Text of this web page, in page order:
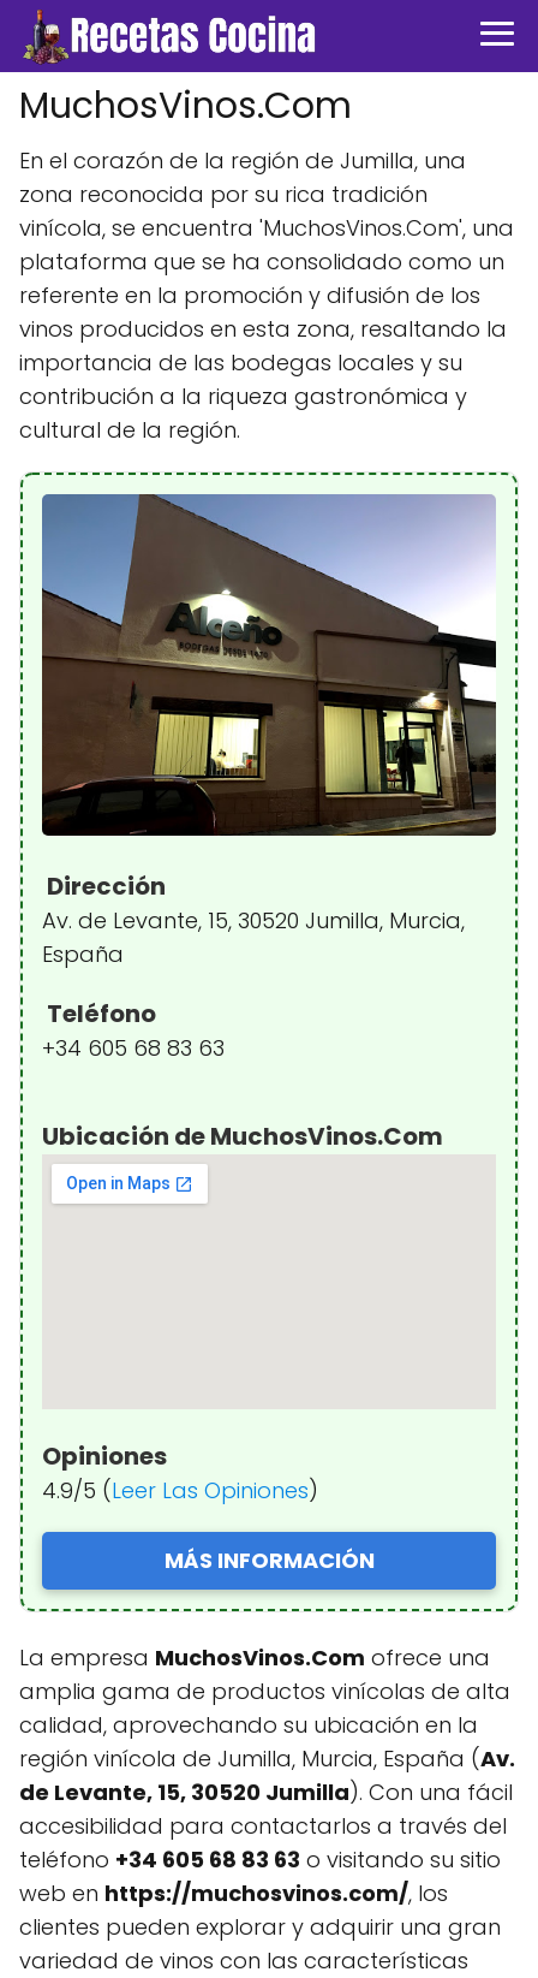
MuchosVinos.Com
En el corazón de la región de Jumilla, una
zona reconocida por su rica tradición
vinícola, se encuentra 'MuchosVinos.Com', una
plataforma que se ha consolidado como un
referente en la promoción y difusión de los
vinos producidos en esta zona, resaltando la
importancia de las bodegas locales y su
contribución a la riqueza gastronómica y
cultural de la región.
Dirección
Av. de Levante, 15, 30520 Jumilla, Murcia,
España
Teléfono
+34 605 68 83 63
Ubicación de MuchosVinos.Com
Opiniones
4.9/5 (Leer Las Opiniones)
MÁS INFORMACIÓN
La empresa MuchosVinos.Com ofrece una
amplia gama de productos vinícolas de alta
calidad, aprovechando su ubicación en la
región vinícola de Jumilla, Murcia, España (Av.
de Levante, 15, 30520 Jumilla). Con una fácil
accesibilidad para contactarlos a través del
teléfono +34 605 68 83 63 o visitando su sitio
web en https://muchosvinos.com/, los
clientes pueden explorar y adquirir una gran
variedad de vinos con las características